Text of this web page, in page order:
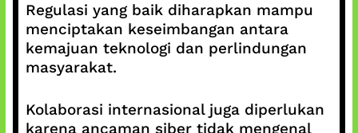
Regulasi yang baik diharapkan mampu
menciptakan keseimbangan antara
kemajuan teknologi dan perlindungan
masyarakat.
Kolaborasi internasional juga diperlukan
karena ancaman siber tidak mengenal